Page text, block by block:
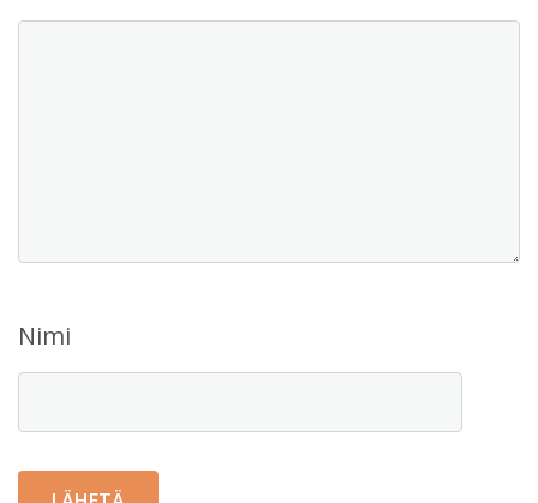
Nimi